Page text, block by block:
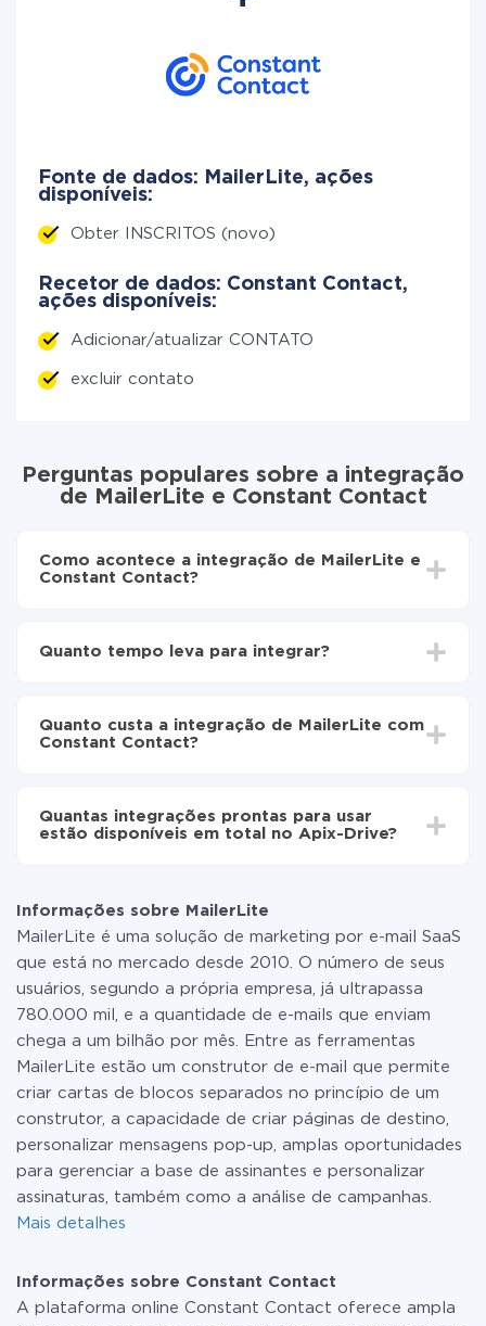
Fonte de dados: MailerLite, ações
disponíveis:
Obter INSCRITOS (novo)
Recetor de dados: Constant Contact,
ações disponíveis:
Adicionar/atualizar CONTATO
excluir contato
Perguntas populares sobre a integração
de MailerLite e Constant Contact
Como acontece a integração de MailerLite e
Constant Contact?
Constant Contact
automaticamente de MailerLite para Constant
Contact
Quanto tempo leva para integrar?
30 minutos. Em média, a configuração leva de 10 a 15
minutos.
Quanto custa a integração de MailerLite com
Constant Contact?
as tarifas. Você paga apenas pela quantidade de
dados que é realmente transferida de um de seus
ou mudar para um de pago, se necessário. Mais
detalhes sobre tarifas.
Quantas integrações prontas para usar
estão disponíveis em total no Apix-Drive?
Informações sobre MailerLite
MailerLite é uma solução de marketing por e-mail SaaS
que está no mercado desde 2010. O número de seus
usuários, segundo a própria empresa, já ultrapassa
780.000 mil, e a quantidade de e-mails que enviam
chega a um bilhão por mês. Entre as ferramentas
MailerLite estão um construtor de e-mail que permite
criar cartas de blocos separados no princípio de um
construtor, a capacidade de criar páginas de destino,
personalizar mensagens pop-up, amplas oportunidades
para gerenciar a base de assinantes e personalizar
assinaturas, também como a análise de campanhas.
Mais detalhes
Informações sobre Constant Contact
A plataforma online Constant Contact oferece ampla